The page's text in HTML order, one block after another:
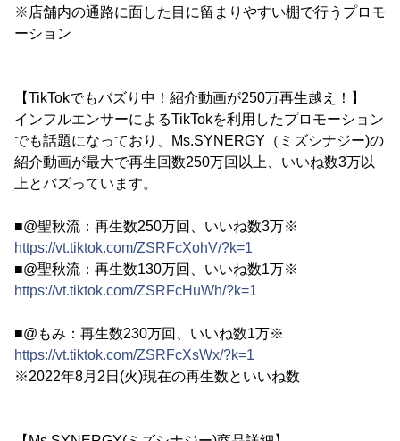
※店舗内の通路に面した目に留まりやすい棚で行うプロモ
ーション
【TikTokでもバズり中！紹介動画が250万再生越え！】
インフルエンサーによるTikTokを利用したプロモーション
でも話題になっており、Ms.SYNERGY（ミズシナジー)の
紹介動画が最大で再生回数250万回以上、いいね数3万以
上とバズっています。
■@聖秋流：再生数250万回、いいね数3万※
https://vt.tiktok.com/ZSRFcXohV/?k=1
■@聖秋流：再生数130万回、いいね数1万※
https://vt.tiktok.com/ZSRFcHuWh/?k=1
■@もみ：再生数230万回、いいね数1万※
https://vt.tiktok.com/ZSRFcXsWx/?k=1
※2022年8月2日(火)現在の再生数といいね数